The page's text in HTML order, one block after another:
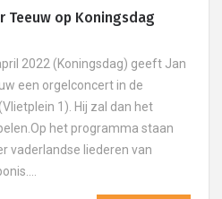
Teeuw op Koningsdag
2022 (Koningsdag) geeft Jan
een orgelconcert in de
1). Hij zal dan het
het programma staan
vaderlandse liederen van